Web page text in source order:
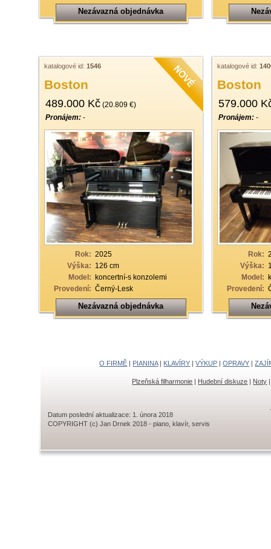
Nezávazná objednávka
katalogové id: 1546
Boston
489.000 Kč (20.809 €)
Pronájem: -
Rok: 2025
Výška: 126 cm
Model: koncertní-s konzolemi
Provedení: Černý-Lesk
Nezávazná objednávka
katalogové id:
Boston
579.000
Pronájem: -
Rok:
Výška:
Model:
Provedení:
O FIRMĚ | PIANINA| KLAVÍRY |VÝKUP |OPRAVY |
Plzeňská filharmonie | Hudební diskuze | Noty
Datum poslední aktualizace: 1. února 2018
COPYRIGHT (c) Jan Drnek 2018 - piano, klavír, servis